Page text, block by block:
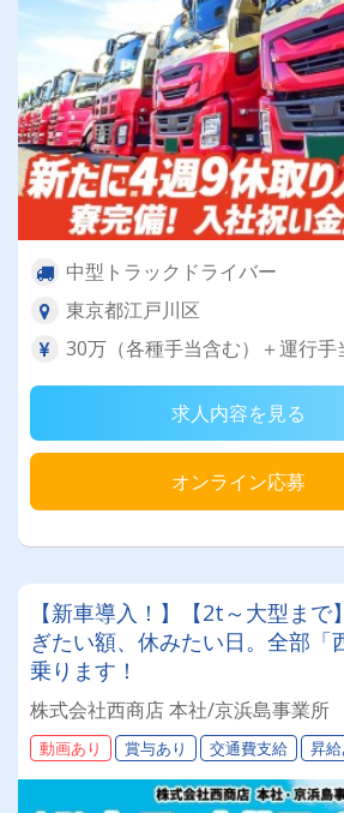
中型トラックドライバー
東京都江戸川区
30万（各種手当含む）＋運行手
求人内容を見る
オンライン応募
【新車導入！】【2t～大型まで
ぎたい額、休みたい日。全部「
乗ります！
株式会社西商店 本社/京浜島事業所
動画あり 賞与あり 交通費支給 昇給